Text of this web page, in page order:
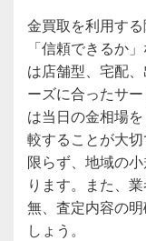
金買取を利用す
「信頼できるか
は店舗型、宅配
ーズに合ったサ
は当日の金相場
較することが大
限らず、地域の
ります。また、
無、査定内容の
しょう。